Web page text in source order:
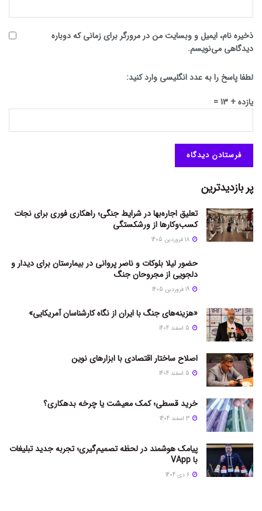
ذخیره نام، ایمیل و وبسایت من در مرورگر برای زمانی که دوباره
دیدگاهی می‌نویسم.
لطفا پاسخ را به عدد انگلیسی وارد کنید:
یازده + 13 =
پر بازدیدترین
تعلیق اجاره‌بها در شرایط جنگی؛ راهکاری فوری برای نجات
کسب‌وکارها از ورشکستگی
حضور لیلا بلوکات و ناصر پروانی در بیمارستان برای دیدار و
دلجویی از مجروحان جنگ
«هزینه‌های جنگ با ایران از نگاه کارشناسان آمریکایی»
اصلاح ساختار اقتصادی با ابزارهای نوین
خرید قسطی؛ کمک معیشت یا چرخه بدهکاری؟
پیامک هوشمند در لحظه تصمیم‌گیری؛ تجربه جدید تبلیغات
با VApp